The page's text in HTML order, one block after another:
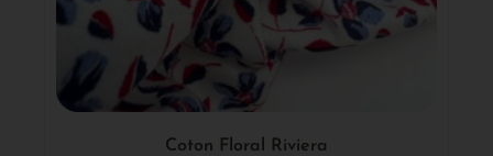
Coton Floral Riviera